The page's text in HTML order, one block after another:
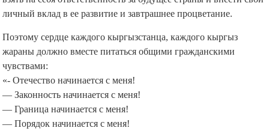
личный вклад в ее развитие и завтрашнее процветание.
Поэтому сердце каждого кыргызстанца, каждого кыргыз
жараны должно вместе питаться общими гражданскими
чувствами:
«- Отечество начинается с меня!
— Законность начинается с меня!
— Граница начинается с меня!
— Порядок начинается с меня!